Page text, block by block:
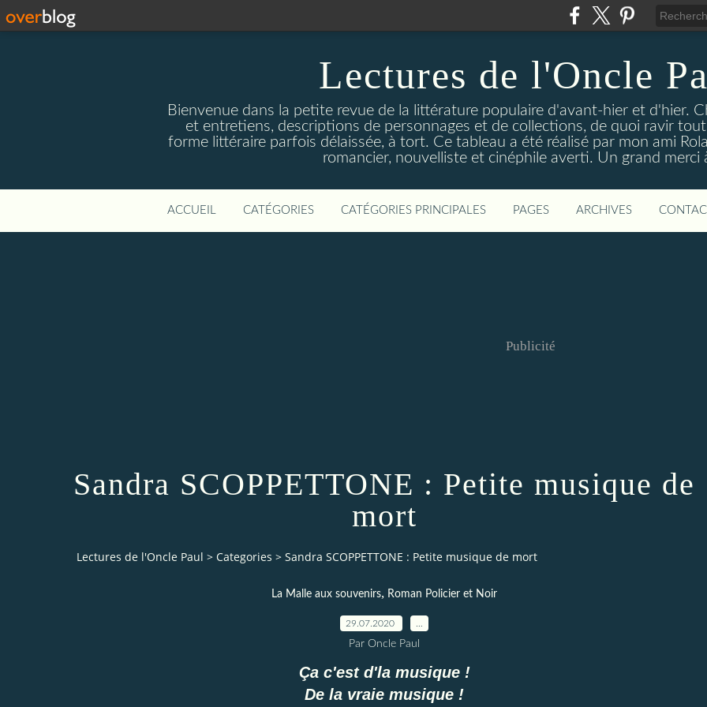
Lectures de l'Oncle
Bienvenue dans la petite revue de la littérature populaire d'avant-hier et d'hier.
et entretiens, descriptions de personnages et de collections, de quoi ravir
forme littéraire parfois délaissée, à tort. Ce tableau a été réalisé par mon ami
romancier, nouvelliste et cinéphile averti. Un grand merci
ACCUEIL CATÉGORIES CATÉGORIES PRINCIPALES PAGES ARCHIVES
Publicité
Sandra SCOPPETTONE : Petite musique de
mort
Lectures de l'Oncle Paul > Categories > Sandra SCOPPETTONE : Petite musique de mort
La Malle aux souvenirs, Roman Policier et Noir
29.07.2020
Par Oncle Paul
Ça c'est d'la musique !
De la vraie musique !